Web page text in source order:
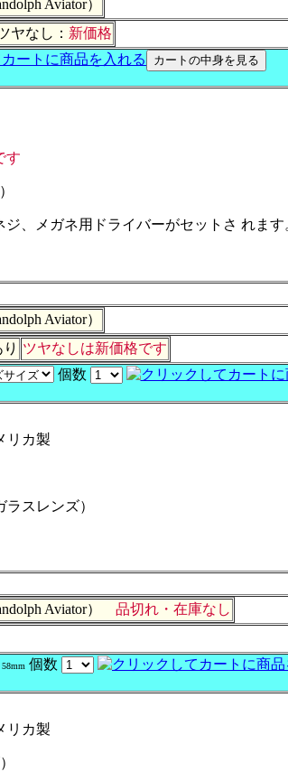
Aviator）
ヤなし： 新価格
す
、メガネ用ドライバーがセットさ れます
Aviator）
ツヤなしは新価格です
個数
リカ製
スレンズ）
Aviator） 品切れ・在庫なし
個数
リカ製